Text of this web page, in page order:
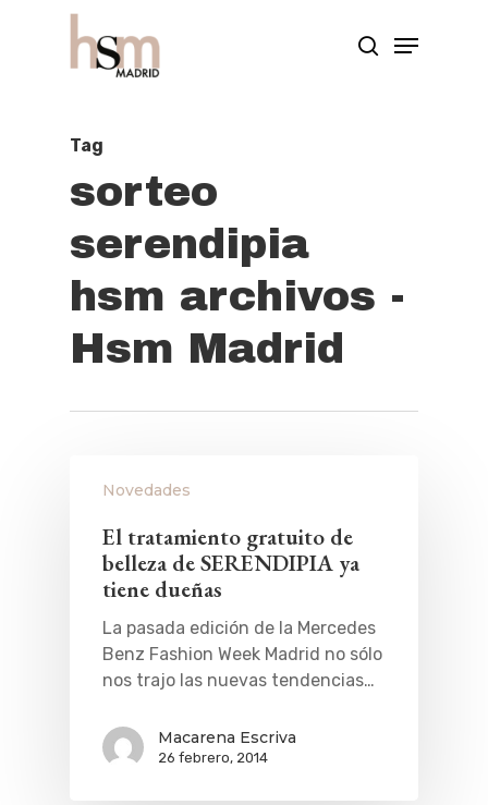
Tag
sorteo
serendipia
hsm archivos -
Hsm Madrid
Novedades
El tratamiento gratuito de
belleza de SERENDIPIA ya
tiene dueñas
La pasada edición de la Mercedes
Benz Fashion Week Madrid no sólo
nos trajo las nuevas tendencias…
Macarena Escriva
26 febrero, 2014